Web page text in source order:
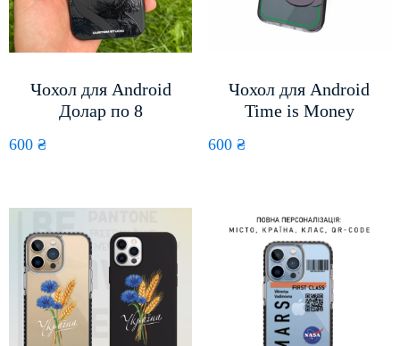
Чохол для Android
Долар по 8
600 ₴
Чохол для Android
Time is Money
600 ₴